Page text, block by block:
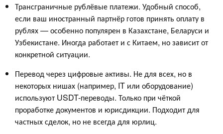
Трансграничные рублёвые платежи. Удобный способ,
если ваш иностранный партнёр готов принять оплату в
рублях — особенно популярен в Казахстане, Беларуси и
Узбекистане. Иногда работает и с Китаем, но зависит от
конкретной ситуации.
Перевод через цифровые активы. Не для всех, но в
некоторых нишах (например, IT или оборудование)
используют USDT-переводы. Только при чёткой
проработке документов и юрисдикции. Подходит для
частных сделок, но не всегда для юрлиц.